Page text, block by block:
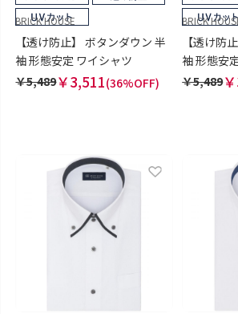
BRICK HOUSE
【透け防止】 ボタンダウン 半
袖 形態安定 ワイシャツ
￥5,489￥3,511(36%OFF)
BRICK
【透け防
袖 形態安
￥5,489